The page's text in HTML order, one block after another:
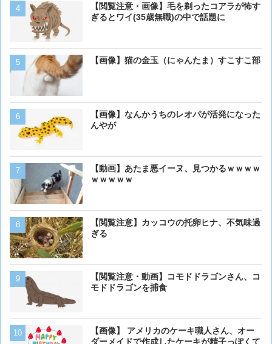
【閲覧注意・画像】毛を剃ったコアラが怖す
ぎるとワイ(35歳無職)の中で話題に
【画像】猫の金玉（にゃんたま）すこすこ部
【画像】なんかうちのレオパが活発になった
んやが
【動画】あたま悪イーヌ、見つかるｗｗｗｗ
ｗｗｗｗｗ
【閲覧注意】カッコウの托卵ヒナ、不気味過
ぎる
【閲覧注意・動画】コモドドラゴンさん、コ
モドドラゴンを捕食
【画像】 アメリカのケーキ職人さん、オー
ダーメイドで作成したケーキが精子っぽくて
【画像】猫が抱きついてく
【画像】 アメリカのケー
【画像】ボクの横に来る実
ベーリング海のカニ漁「月
【動画】男性、ロバにちょ
【画像】イッヌ、リモコ
を切る
【画像】うわぁー、馬みた
あるか